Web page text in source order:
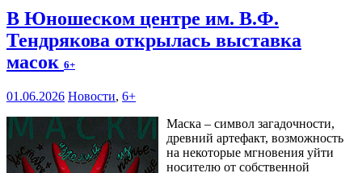
В Юношеском центре им. В.Ф.
Тендрякова открылась выставка
масок 6+
01.06.2026 Новости, 6+
Маска – символ загадочности,
древний артефакт, возможность
на некоторые мгновения уйти
носителю от собственной